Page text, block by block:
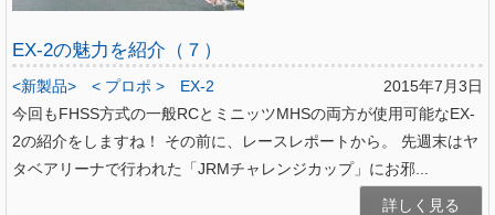
EX-2の魅力を紹介（７）
2015年7月3日
<新製品> < プロポ >
EX-2
今回もFHSS方式の一般RCとミニッツMHSの両方が使用可能なEX-
2の紹介をしますね！ その前に、レースレポートから。 先週末はヤ
タベアリーナで行われた「JRMチャレンジカップ」にお邪...
詳しく見る